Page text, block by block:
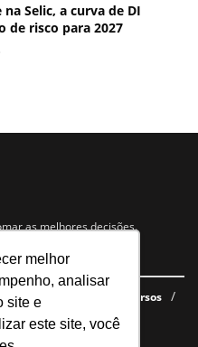
melhor
analisar
site e
este site, você
Selic, a curva de DI
de risco para 2027
as melhores decisões.
E-books gratuitos
Cursos